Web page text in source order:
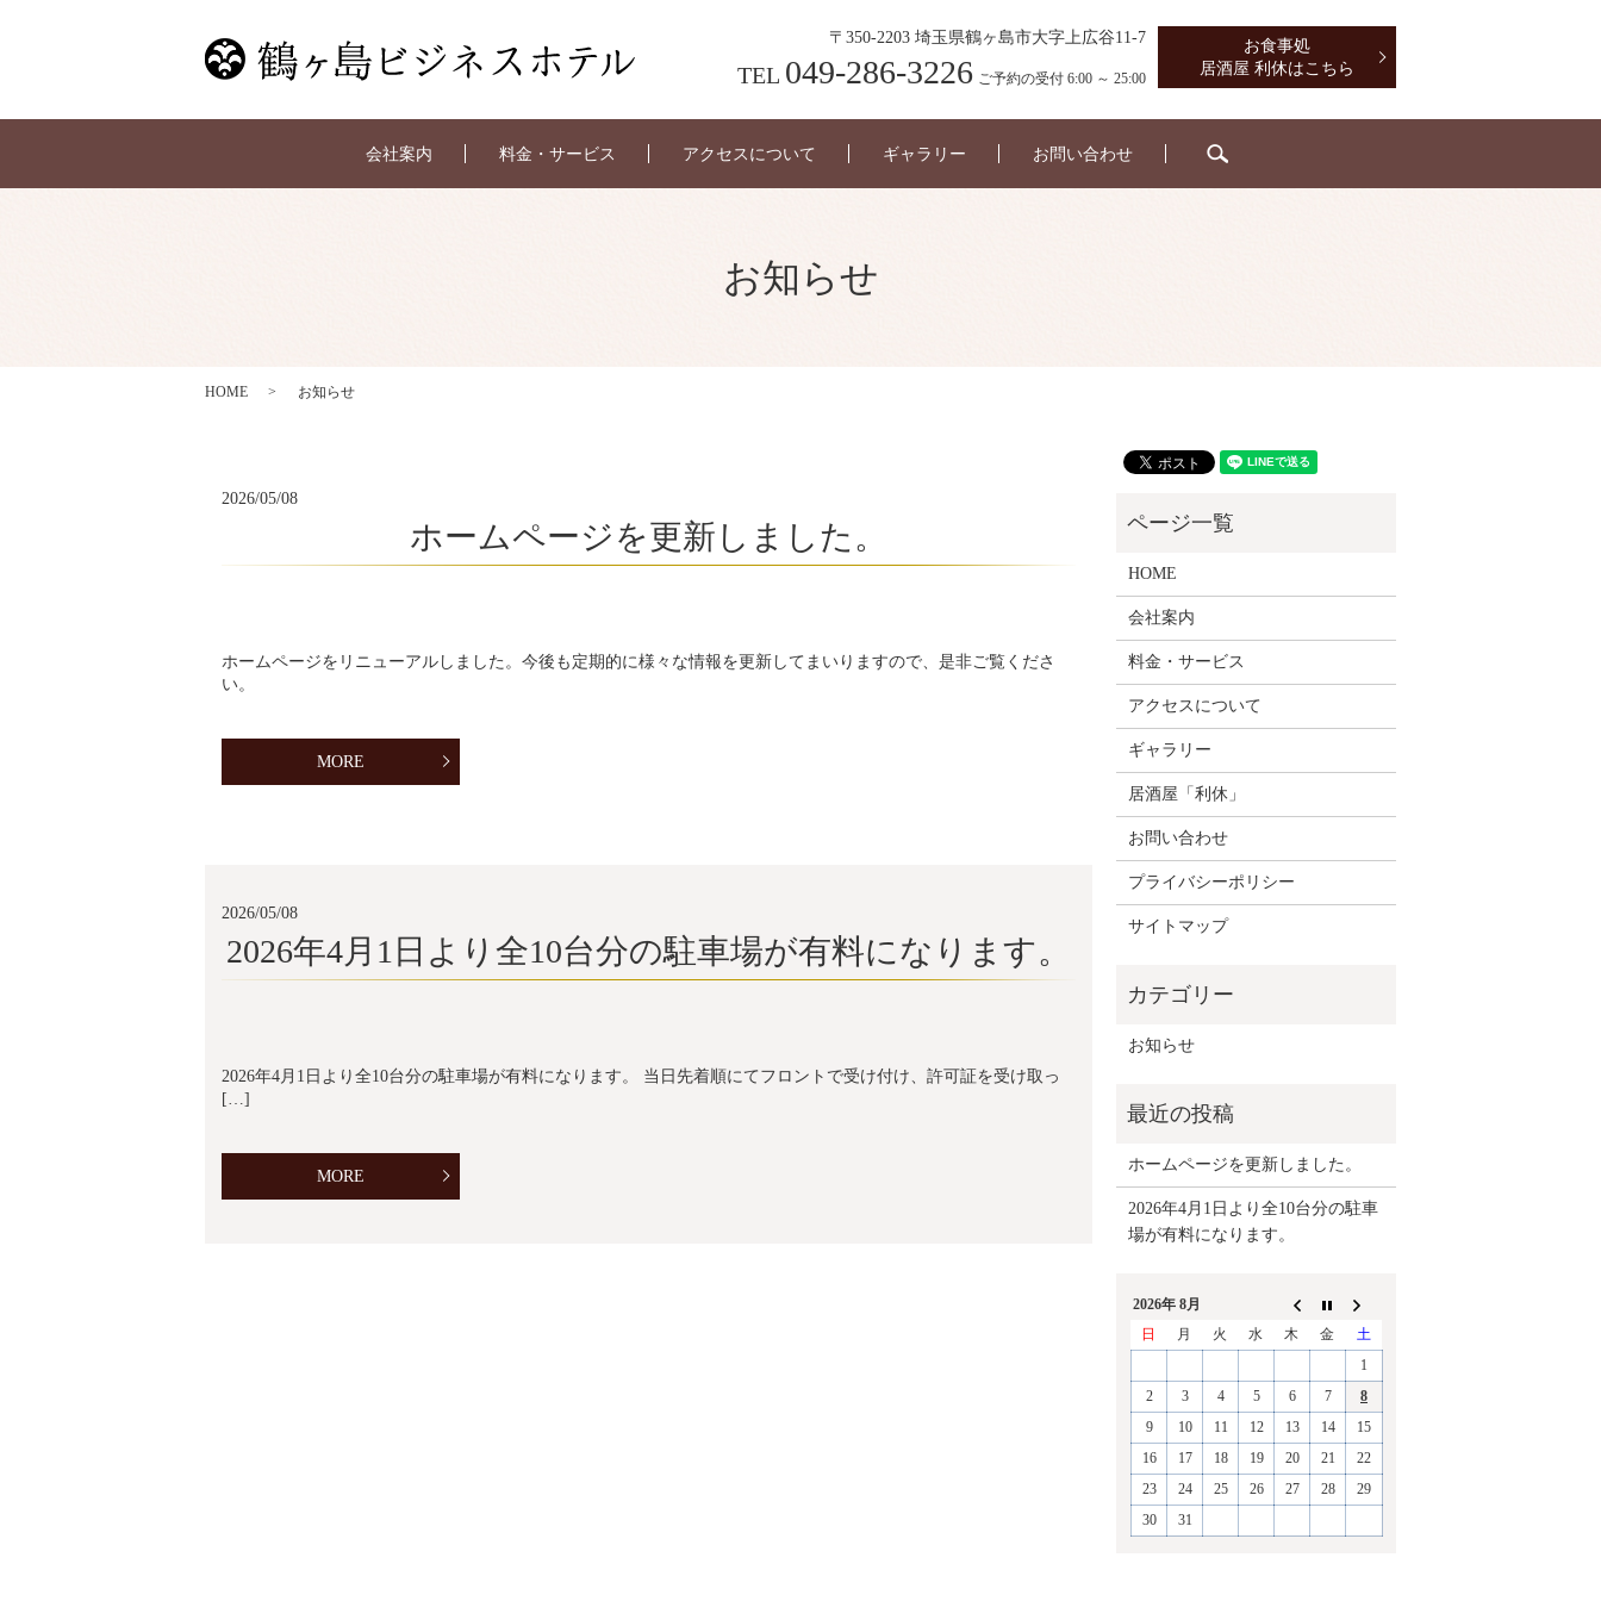
〒350-2203 埼玉県鶴ヶ島市大字上広谷11-7
TEL 049-286-3226 ご予約の受付 6:00 ～ 25:00
お食事処
居酒屋 利休はこちら
会社案内 料金・サービス アクセスについて ギャラリー お問い合わせ
お知らせ
HOME お知らせ
2026/05/08
ホームページを更新しました。
ホームページをリニューアルしました。今後も定期的に様々な情報を更新してまいりますので、是非ご覧くださ
い。
MORE
2026/05/08
2026年4月1日より全10台分の駐車場が有料になります。
2026年4月1日より全10台分の駐車場が有料になります。 当日先着順にてフロントで受け付け、許可証を受け取っ
[…]
MORE
HOME
会社案内
料金・サービス
アクセスについて
ギャラリー
居酒屋「利休」
お問い合わせ
プライバシーポリシー
サイトマップ
お知らせ
ホームページを更新しました。
2026年4月1日より全10台分の駐車
場が有料になります。
2026年 8月
日
月 火 水 木 金
土
1
2
3 4 5 6 7
8
9
10 11 12 13 14
15
16
17 18 19 20 21
22
23
24 25 26 27 28
29
30
31